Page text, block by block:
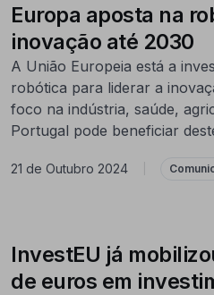
Europa aposta na
inovação até 2030
A União Europeia está a
robótica para liderar a
foco na indústria, saúde,
Portugal pode beneficiar
21 de Outubro 2024
InvestEU já
de euros em